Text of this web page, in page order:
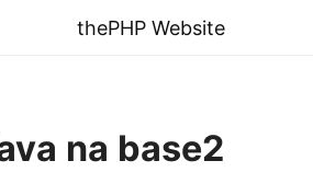
thePHP Website
na base2